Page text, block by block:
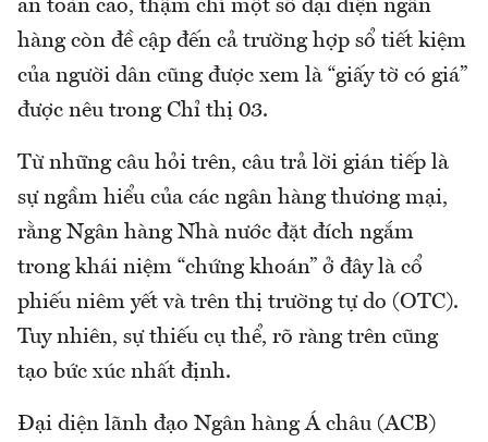
an toàn cao, thậm chí một số đại diện ngân
hàng còn đề cập đến cả trường hợp sổ tiết kiệm
của người dân cũng được xem là “giấy tờ có giá”
được nêu trong Chỉ thị 03.
Từ những câu hỏi trên, câu trả lời gián tiếp là
sự ngầm hiểu của các ngân hàng thương mại,
rằng Ngân hàng Nhà nước đặt đích ngắm
trong khái niệm “chứng khoán” ở đây là cổ
phiếu niêm yết và trên thị trường tự do (OTC).
Tuy nhiên, sự thiếu cụ thể, rõ ràng trên cũng
tạo bức xúc nhất định.
Đại diện lãnh đạo Ngân hàng Á châu (ACB)